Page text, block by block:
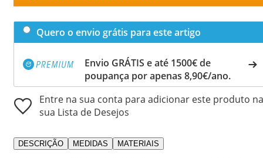
Quero o envio grátis para este artigo
Envio GRÁTIS e até 1500€ de
poupança por apenas 8,90€/ano.
Entre na sua conta para adicionar este produto na
sua Lista de Desejos
DESCRIÇÃO MEDIDAS MATERIAIS